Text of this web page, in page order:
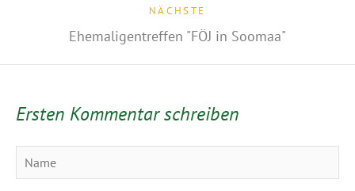
NÄCHSTE
Ehemaligentreffen "FÖJ in Soomaa"
Ersten Kommentar schreiben